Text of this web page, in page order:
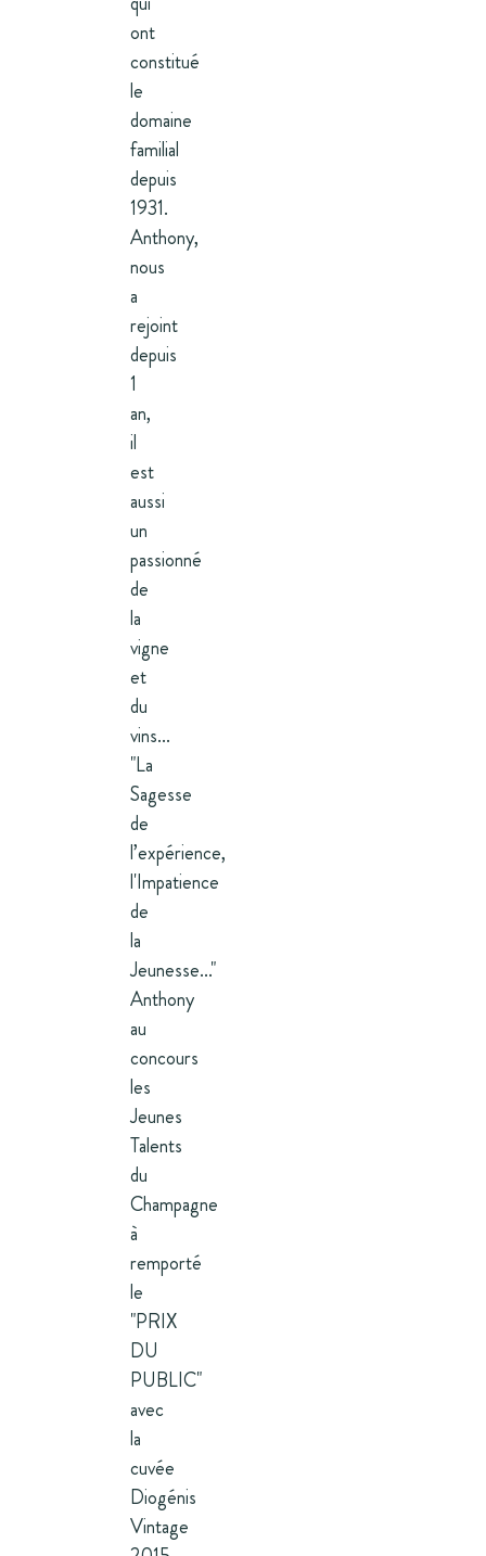
ont
constitué
le
domaine
familial
depuis
1931.
Anthony,
nous
a
rejoint
depuis
1
an,
il
est
aussi
un
passionné
de
la
vigne
et
du
vins...
"La
Sagesse
de
l’expérience,
l'Impatience
de
la
Jeunesse..."
Anthony
au
concours
les
Jeunes
Talents
du
Champagne
à
remporté
le
"PRIX
DU
PUBLIC"
avec
la
cuvée
Diogénis
Vintage